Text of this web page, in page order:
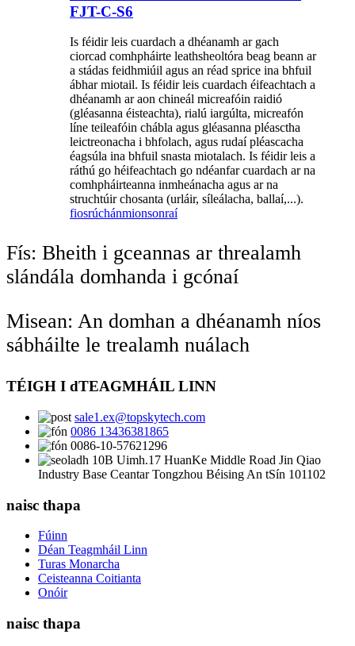
FJT-C-S6
Is féidir leis cuardach a dhéanamh ar gach
ciorcad comhpháirte leathsheoltóra beag beann ar
a stádas feidhmiúil agus an réad sprice ina bhfuil
ábhar miotail. Is féidir leis cuardach éifeachtach a
dhéanamh ar aon chineál micreafóin raidió
(gléasanna éisteachta), rialú iargúlta, micreafón
líne teileafóin chábla agus gléasanna pléasctha
leictreonacha i bhfolach, agus rudaí pléascacha
éagsúla ina bhfuil snasta miotalach. Is féidir leis a
ráthú go héifeachtach go ndéanfar cuardach ar na
comhpháirteanna inmheánacha agus ar na
struchtúir chosanta (urláir, síleálacha, ballaí,...).
fiosrúchánmionsonraí
Fís: Bheith i gceannas ar threalamh
slándála domhanda i gcónaí
Misean: An domhan a dhéanamh níos
sábháilte le trealamh nuálach
TÉIGH I dTEAGMHÁIL LINN
sale1.ex@topskytech.com
0086 13436381865
0086-10-57621296
10B Uimh.17 HuanKe Middle Road Jin Qiao
Industry Base Ceantar Tongzhou Béising An tSín 101102
naisc thapa
Fúinn
Déan Teagmháil Linn
Turas Monarcha
Ceisteanna Coitianta
Onóir
naisc thapa